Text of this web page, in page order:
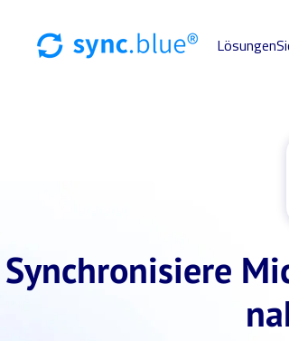
Lösungen
Synchronisiere